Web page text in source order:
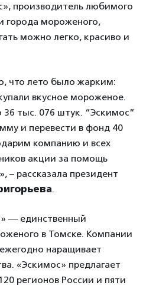
производитель любимого
города мороженого,
можно легко, красиво и
что лето было жарким:
вкусное мороженое.
36 тыс. 076 штук. “Эскимос”
и перевести в фонд 40
компанию и всех
акции за помощь
– рассказала президент
.
— единственный
в Томске. Компании
наращивает
«Эскимос» предлагает
регионов России и пяти